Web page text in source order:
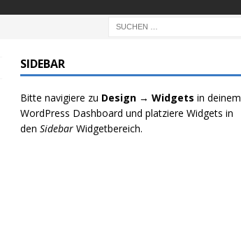
SIDEBAR
Bitte navigiere zu Design → Widgets in deinem
WordPress Dashboard und platziere Widgets in
den SidebarWidgetbereich.